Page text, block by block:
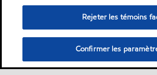
Rejeter les témoins
Confirmer les